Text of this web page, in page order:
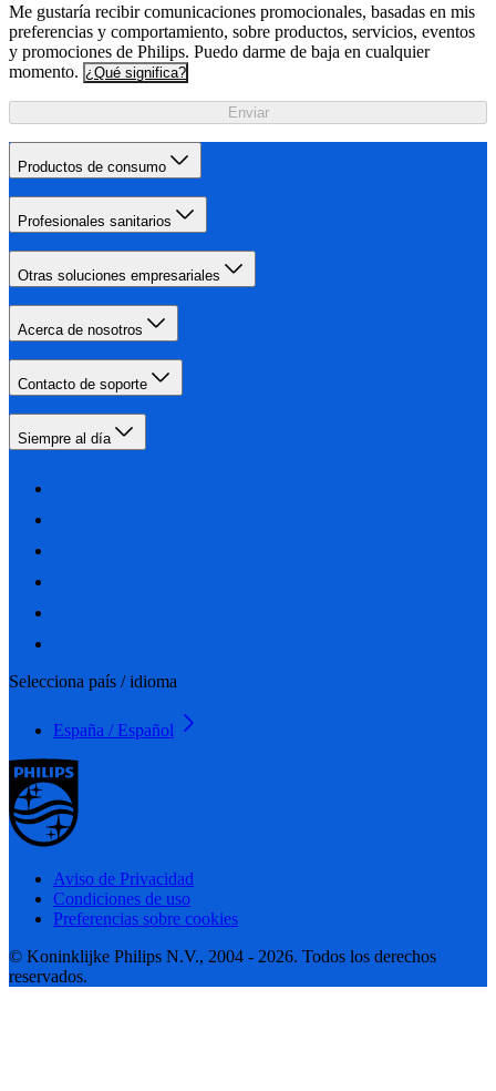
Me gustaría recibir comunicaciones promocionales, basadas en mis
preferencias y comportamiento, sobre productos, servicios, eventos
y promociones de Philips. Puedo darme de baja en cualquier
momento. ¿Qué significa?
Enviar
Productos de consumo
Profesionales sanitarios
Otras soluciones empresariales
Acerca de nosotros
Contacto de soporte
Siempre al día
Selecciona país / idioma
España / Español
Aviso de Privacidad
Condiciones de uso
Preferencias sobre cookies
© Koninklijke Philips N.V., 2004 - 2026. Todos los derechos
reservados.